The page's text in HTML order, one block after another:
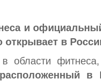
и
в
области
в